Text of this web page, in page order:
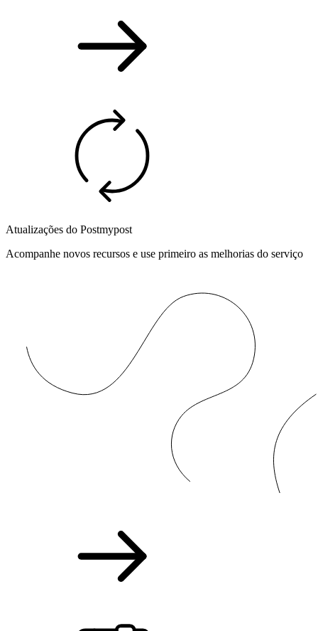
Atualizações do Postmypost
Acompanhe novos recursos e use primeiro as melhorias do serviço